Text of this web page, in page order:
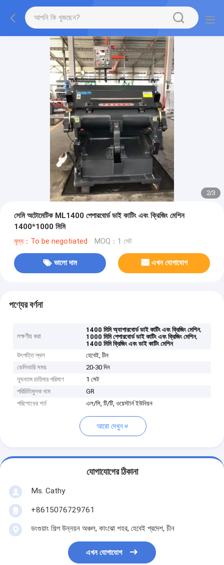
2/3
সেমি অটোমেটিক ML1400 পেপারবোর্ড ডাই কাটিং এবং ক্রিজিং মেশিন
1400*1000 মিমি
মূল্য：To be negotiated MOQ：1 সেট
ভালো দাম এখন যোগাযোগ
পণ্যের বর্ণনা
লক্ষণীয় করা
1400 মিমি অ্যাপারবোর্ড ডাই কাটিং এবং ক্রিজিং মেশিন,
1000 মিমি পেপারবোর্ড ডাই কাটিং এবং ক্রিজিং মেশিন,
1400 মিমি ক্রিজিং এবং ডাই কাটিং মেশিন
উৎপত্তি স্থল
হেবেই, চীন
ডেলিভারি সময়
20-30 দিন
ন্যূনতম চাহিদার পরিমাণ
1 সেট
পরিচিতিমুলক নাম
GR
পরিশোধের শর্ত
এল/সি, টি/টি, ওয়েস্টার্ন ইউনিয়ন
আরো দেখুন
যোগাযোগের ঠিকানা
Ms. Cathy
+8615076729761
ডংগুয়াং শিল্প উন্নয়ন অঞ্চল, কাংঝো শহর, হেবেই প্রদেশ, চীন
এখন যোগাযোগ